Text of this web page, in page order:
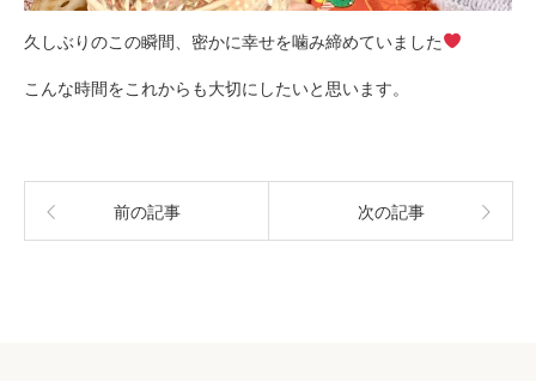
久しぶりのこの瞬間、密かに幸せを噛み締めていました
こんな時間をこれからも大切にしたいと思います。
前の記事 次の記事